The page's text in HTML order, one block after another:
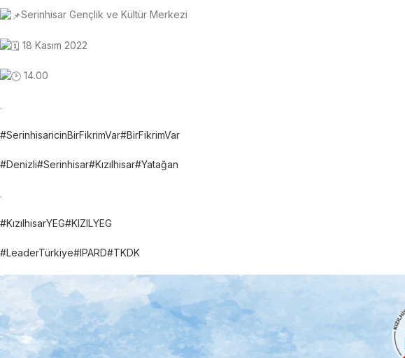
Serinhisar Gençlik ve Kültür Merkezi
18 Kasım 2022
14.00
.
#SerinhisaricinBirFikrimVar#BirFikrimVar
#Denizli#Serinhisar#Kızılhisar#Yatağan
.
#KızılhisarYEG#KIZILYEG
#LeaderTürkiye#IPARD#TKDK